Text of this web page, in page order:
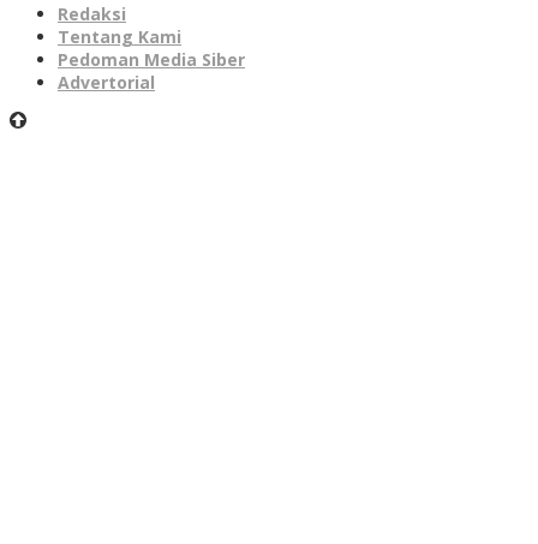
Redaksi
Tentang Kami
Pedoman Media Siber
Advertorial